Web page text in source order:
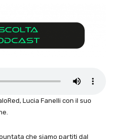
Lucia Fanelli con il suo
che siamo partiti dal